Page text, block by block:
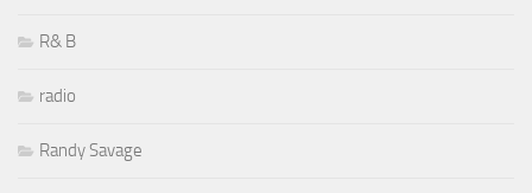
R& B
radio
Randy Savage